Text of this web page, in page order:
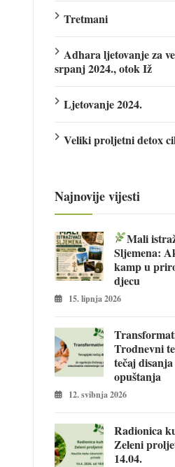
Tretmani
Adhara ljetovanje za
srpanj 2024., otok Iž
Ljetovanje 2024.
Veliki proljetni detox
Najnovije vijesti
Mali
Sljemena:
kamp u
djecu
15. lipnja 2026
Trodnevni
tečaj
opuštanja
12. svibnja 2026
Radionica
Zeleni
14.04.